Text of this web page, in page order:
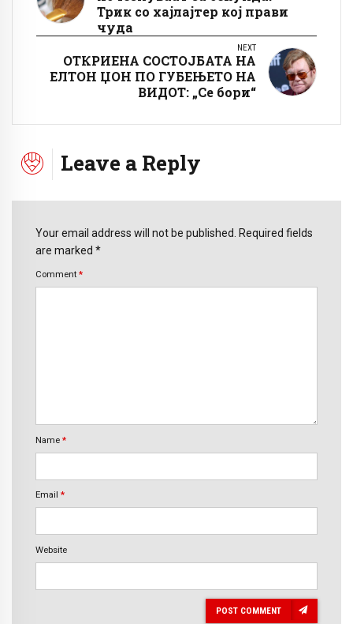
Трик со хајлајтер кој прави
чуда
NEXT
ОТКРИЕНА СОСТОЈБАТА НА
ЕЛТОН ЏОН ПО ГУБЕЊЕТО НА
ВИДОТ: „Се бори“
Leave a Reply
Your email address will not be published. Required fields
are marked *
Comment *
Name *
Email *
Website
POST COMMENT